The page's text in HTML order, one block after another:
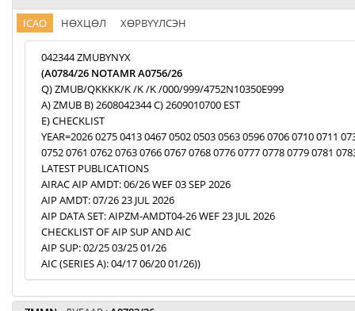
ICAO НӨХЦӨЛ ХӨРВҮҮЛСЭН
042344 ZMUBYNYX
(A0784/26 NOTAMR A0756/26
Q) ZMUB/QKKKK/K /K /K /000/999/4752N10350E999
A) ZMUB B) 2608042344 C) 2609010700 EST
E) CHECKLIST
YEAR=2026 0275 0413 0467 0502 0503 0563 0596 0706 0710 0711
0752 0761 0762 0763 0766 0767 0768 0776 0777 0778 0779 0781
LATEST PUBLICATIONS
AIRAC AIP AMDT: 06/26 WEF 03 SEP 2026
AIP AMDT: 07/26 23 JUL 2026
AIP DATA SET: AIPZM-AMDT04-26 WEF 23 JUL 2026
CHECKLIST OF AIP SUP AND AIC
AIP SUP: 02/25 03/25 01/26
AIC (SERIES A): 04/17 06/20 01/26))